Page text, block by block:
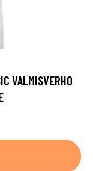
VALMISVERHO